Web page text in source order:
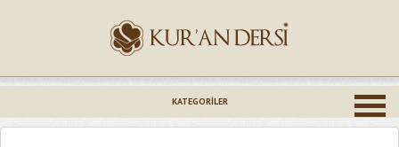
KATEGORILER